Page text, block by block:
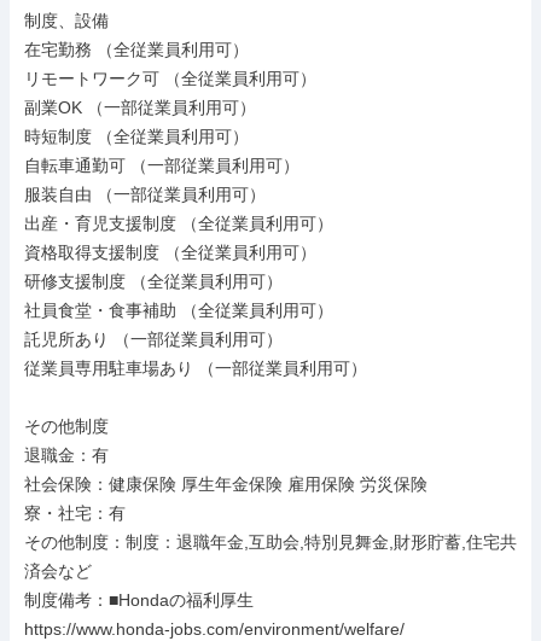
制度、設備
在宅勤務 （全従業員利用可）
リモートワーク可 （全従業員利用可）
副業OK （一部従業員利用可）
時短制度 （全従業員利用可）
自転車通勤可 （一部従業員利用可）
服装自由 （一部従業員利用可）
出産・育児支援制度 （全従業員利用可）
資格取得支援制度 （全従業員利用可）
研修支援制度 （全従業員利用可）
社員食堂・食事補助 （全従業員利用可）
託児所あり （一部従業員利用可）
従業員専用駐車場あり （一部従業員利用可）
その他制度
退職金：有
社会保険：健康保険 厚生年金保険 雇用保険 労災保険
寮・社宅：有
その他制度：制度：退職年金,互助会,特別見舞金,財形貯蓄,住宅共
済会など
制度備考：■Hondaの福利厚生
https://www.honda-jobs.com/environment/welfare/